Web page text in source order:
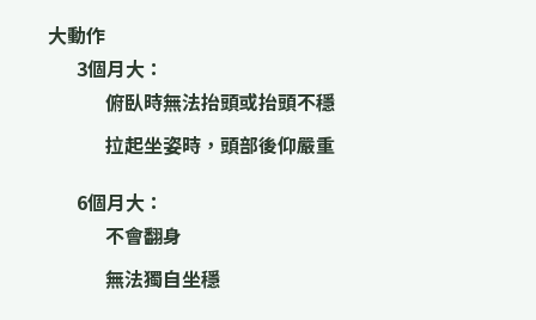
大動作
3個月大：
俯臥時無法抬頭或抬頭不穩
拉起坐姿時，頭部後仰嚴重
6個月大：
不會翻身
無法獨自坐穩